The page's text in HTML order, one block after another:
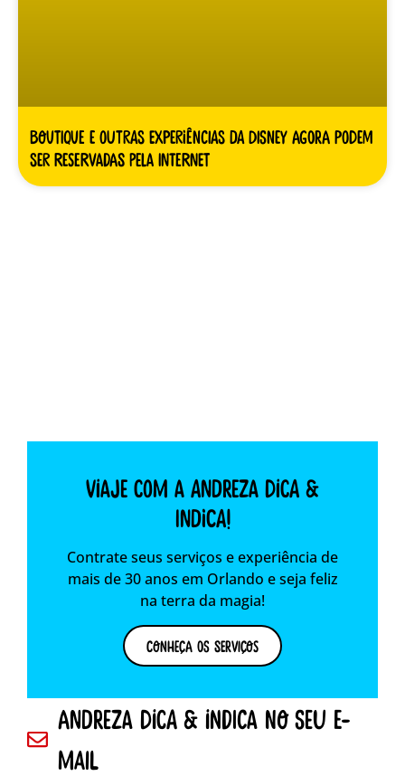
Boutique e outras experiências da Disney agora podem
ser reservadas pela internet
Viaje com a Andreza dica &
indica!
Contrate seus serviços e experiência de
mais de 30 anos em Orlando e seja feliz
na terra da magia!
Conheça os Serviços
andreza dica & indica no seu e-
mail